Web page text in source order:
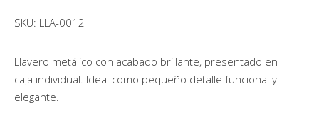
SKU: LLA-0012
Llavero metálico con acabado brillante, presentado en
caja individual. Ideal como pequeño detalle funcional y
elegante.